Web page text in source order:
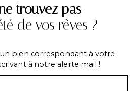
trouvez pas
de vos rêves ?
bien correspondant à votre
à notre alerte mail !